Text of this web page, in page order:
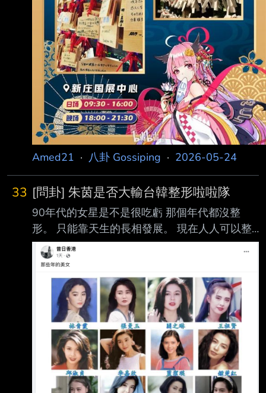
Amed21 · 八卦 Gossiping · 2026-05-24
33 [問卦] 朱茵是否大輸台韓整形啦啦隊
90年代的女星是不是很吃虧 那個年代都沒整
形。 只能靠天生的長相發展。 現在人人可以整
形成塑膠臉 大勝朱茵 李嘉欣 周慧敏 如果現在
朱茵才出道，應該根本紅不起來吧？
http://i.imgur.com/3gz1PJM.jpg
http://i.imgur.com/W6I6TfI.jpg ----- Sent from
JPTT on my Samsung SM-S9210. --